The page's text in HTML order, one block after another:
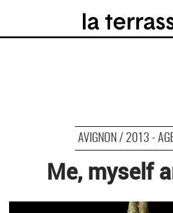
AVIGNON / 2013 -
Me, myself